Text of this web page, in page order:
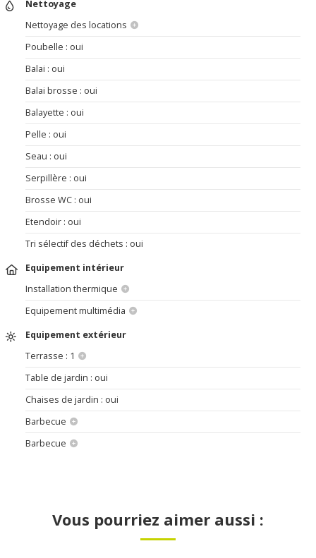
Nettoyage
Nettoyage des locations
Poubelle : oui
Balai : oui
Balai brosse : oui
Balayette : oui
Pelle : oui
Seau : oui
Serpillère : oui
Brosse WC : oui
Etendoir : oui
Tri sélectif des déchets : oui
Equipement intérieur
Installation thermique
Equipement multimédia
Equipement extérieur
Terrasse : 1
Table de jardin : oui
Chaises de jardin : oui
Barbecue
Barbecue
Vous pourriez aimer aussi :